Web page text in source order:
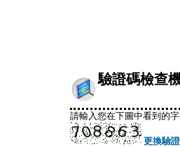
驗證碼檢查
請輸入您在下圖中看到的
更換驗